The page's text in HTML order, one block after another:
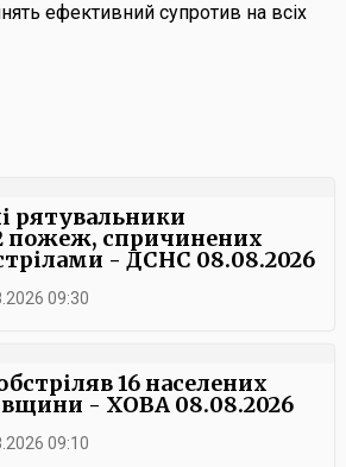
ефективний супротив на всіх
рятувальники
пожеж, спричинених
- ДСНС 08.08.2026
09:30
16 населених
- ХОВА 08.08.2026
09:10